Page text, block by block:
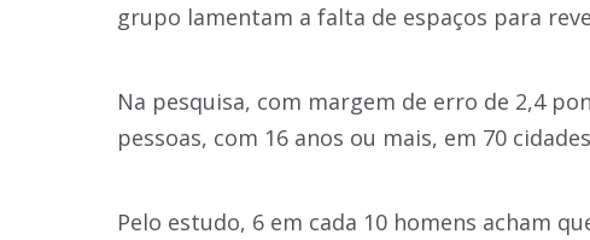
grupo lamentam a falta de espaços para
Na pesquisa, com margem de erro de 2,4
pessoas, com 16 anos ou mais, em 70
Pelo estudo, 6 em cada 10 homens acham